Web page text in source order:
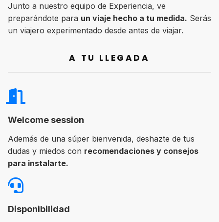
Junto a nuestro equipo de Experiencia, ve
preparándote para un viaje hecho a tu medida. Serás
un viajero experimentado desde antes de viajar.
A TU LLEGADA
Welcome session
Además de una súper bienvenida, deshazte de tus
dudas y miedos con recomendaciones y consejos
para instalarte.
Disponibilidad